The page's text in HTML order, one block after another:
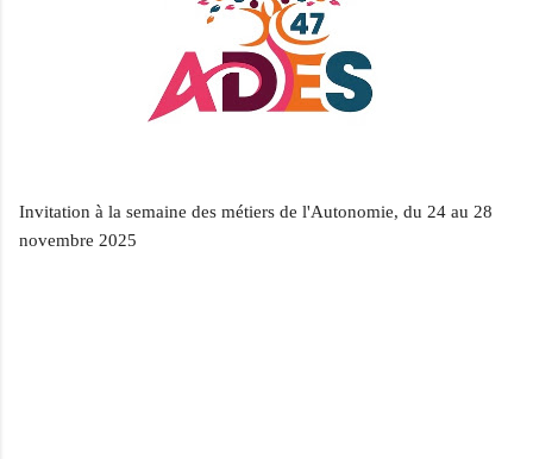
Invitation à la semaine des métiers de l'Autonomie, du 24 au 28
novembre 2025